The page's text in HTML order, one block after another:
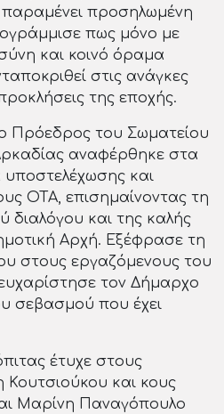
προσηλωμένη
πως μόνο με
και κοινό όραμα
στις ανάγκες
της εποχής.
Πρόεδρος του Σωματείου
αναφέρθηκε στα
υποστελέχωσης και
ΟΤΑ, επισημαίνοντας τη
διαλόγου και της καλής
Αρχή. Εξέφρασε τη
στους εργαζόμενους του
τον Δήμαρχο
σεβασμού που έχει
έτυχε στους
και κους
Μαρίνη Παναγόπουλο